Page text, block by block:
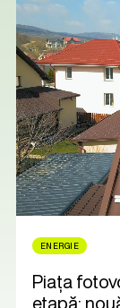
ENERGIE
Piața